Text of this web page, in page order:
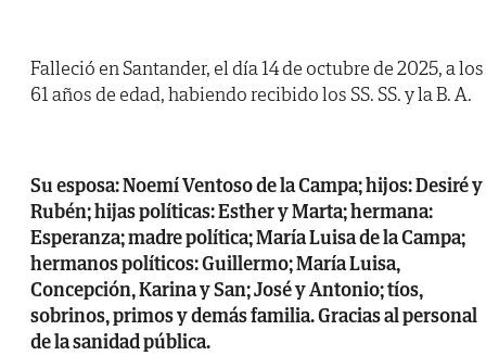
Falleció en Santander, el día 14 de octubre de 2025, a los
61 años de edad, habiendo recibido los SS. SS. y la B. A.
Su esposa: Noemí Ventoso de la Campa; hijos: Desiré y
Rubén; hijas políticas: Esther y Marta; hermana:
Esperanza; madre política; María Luisa de la Campa;
hermanos políticos: Guillermo; María Luisa,
Concepción, Karina y San; José y Antonio; tíos,
sobrinos, primos y demás familia. Gracias al personal
de la sanidad pública.